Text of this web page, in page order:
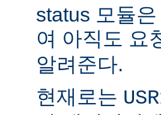
status 모듈
여 아직도 요
알려준다.
현재로는